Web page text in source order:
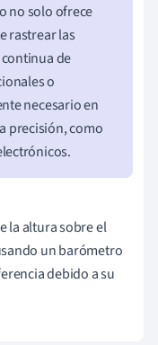
no solo ofrece
rastrear las
de
o
necesario en
precisión, como
la altura sobre el
un barómetro
debido a su